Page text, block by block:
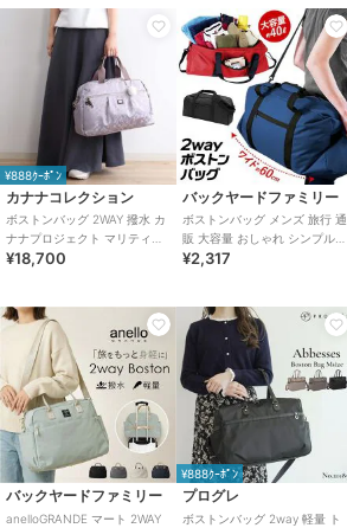
¥888ｸｰﾎﾟﾝ
カナナコレクション
ボストンバッグ 2WAY 撥水 カ
ナナプロジェクト マリティマ
68736
¥18,700
バックヤードファミリー
ボストンバッグ メンズ 旅行 通
販 大容量 おしゃれ シンプル
無地 レディース 男女兼用
¥2,317
バックヤードファミリー
anelloGRANDE マート 2WAY
¥888ｸｰﾎﾟﾝ
プログレ
ボストンバッグ 2way 軽量 ト